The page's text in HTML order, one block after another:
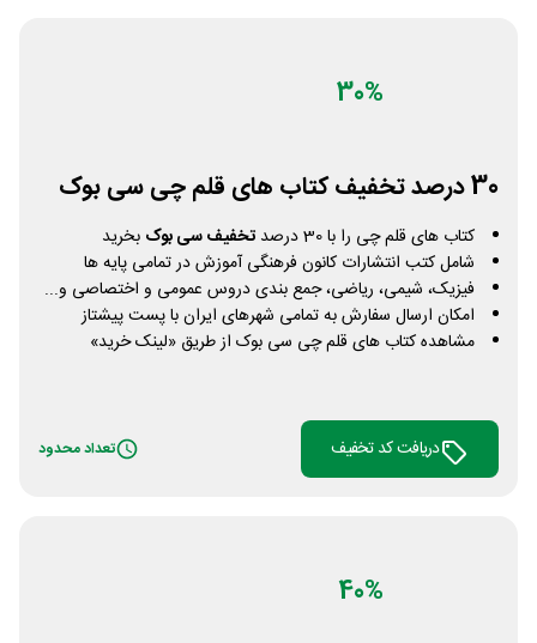
30%
30 درصد تخفیف کتاب های قلم چی سی بوک
کتاب های قلم چی را با 30 درصد تخفیف سی بوک بخرید
شامل کتب انتشارات کانون فرهنگی آموزش در تمامی پایه ها
فیزیک، شیمی، ریاضی، جمع بندی دروس عمومی و اختصاصی و...
امکان ارسال سفارش به تمامی شهرهای ایران با پست پیشتاز
مشاهده کتاب های قلم چی سی بوک از طریق «لینک خرید»
دریافت کد تخفیف تعداد محدود
40%